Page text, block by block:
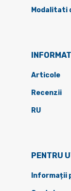
Modalitati
Articole
Recenzii
RU
PENTRU
Informații